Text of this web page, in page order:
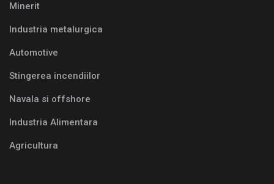
Minerit
Industria metalurgica
Automotive
Stingerea incendiilor
Navala si offshore
Industria Alimentara
Agricultura